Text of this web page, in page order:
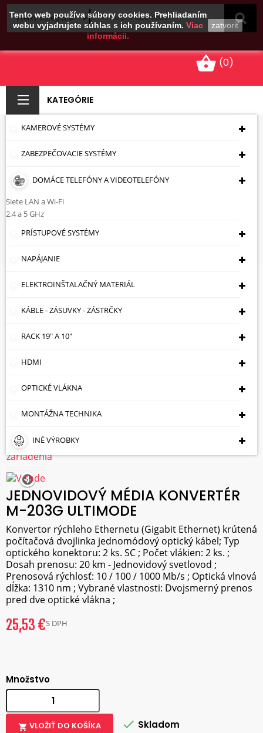
Tento web používa súbory cookies. Prehliadaním
webu vyjadrujete súhlas s ich používaním. Viac
informácii.
zatvoriť
shopping_basket (0)
KATEGÓRIE
KAMEROVÉ SYSTÉMY
ZABEZPEČOVACIE SYSTÉMY
DOMÁCE TELEFÓNY A VIDEOTELEFÓNY
Siete LAN a Wi-Fi
2.4 a 5 GHz
PRÍSTUPOVÉ SYSTÉMY
NAPÁJANIE
ELEKTROINŠTALAČNÝ MATERIÁL
KÁBLE - ZÁSUVKY - ZÁSTRČKY
RACK 19" A 10"
HDMI
OPTICKÉ VLÁKNA
MONTÁŽNA TECHNIKA
INÉ VÝROBKY
JEDNOVIDOVÝ MÉDIA
KONVERTÉR M-203G
ULTIMODE
Úvodná Stránka
Médií (konverzia Medzi Sieťou LAN A Optickými
Vláknami)
JEDNOVIDOVÝ MÉDIA KONVERTÉR M-
JEDNOVIDOVÝ MÉDIA KONVERTÉR
M-203G ULTIMODE
Konvertor rýchleho Ethernetu (Gigabit Ethernet) krútená
počítačová dvojlinka jednomódový optický kábel; Typ
optického konektoru: 2 ks. SC ; Počet vlákien: 2 ks. ;
Dosah prenosu: 20 km - Jednovidový svetlovod ;
Prenosová rýchlosť: 10 / 100 / 1000 Mb/s ; Optická vlnová
dĺžka: 1310 nm ; Vybrané vlastnosti: Dvojsmerný prenos
pred dve optické vlákna ;
25,53 €S DPH
Množstvo
 VLOŽIŤ DO KOŠÍKA  Skladom